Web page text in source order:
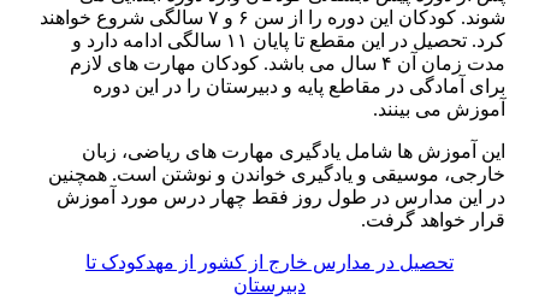
شوند. کودکان این دوره را از سن ۶ و ۷ سالگی شروع خواهند
کرد. تحصیل در این مقطع تا پایان ۱۱ سالگی ادامه دارد و
مدت زمان آن ۴ سال می باشد. کودکان مهارت های لازم
برای آمادگی در مقاطع پایه و دبیرستان را در این دوره
آموزش می بینند.
این آموزش ها شامل یادگیری مهارت های ریاضی، زبان
خارجی، موسیقی و یادگیری خواندن و نوشتن است. همچنین
در این مدارس در طول روز فقط چهار درس مورد آموزش
قرار خواهد گرفت.
تحصیل در مدارس خارج از کشور از مهدکودک تا
دبیرستان